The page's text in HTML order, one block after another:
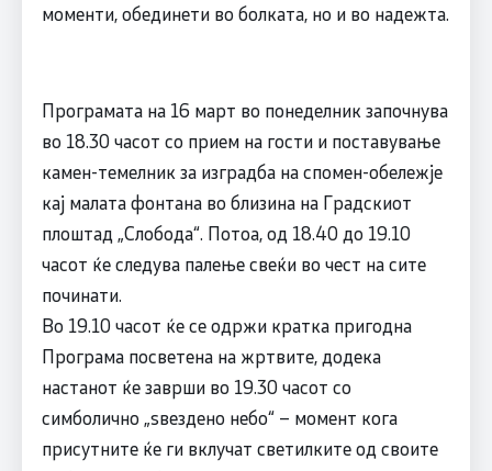
моменти, обединети во болката, но и во надежта.
Програмата на 16 март во понеделник започнува
во 18.30 часот со прием на гости и поставување
камен-темелник за изградба на спомен-обележје
кај малата фонтана во близина на Градскиот
плоштад „Слобода“. Потоа, од 18.40 до 19.10
часот ќе следува палење свеќи во чест на сите
починати.
Во 19.10 часот ќе се одржи кратка пригодна
Програма посветена на жртвите, додека
настанот ќе заврши во 19.30 часот со
симболично „ѕвездено небо“ – момент кога
присутните ќе ги вклучат светилките од своите